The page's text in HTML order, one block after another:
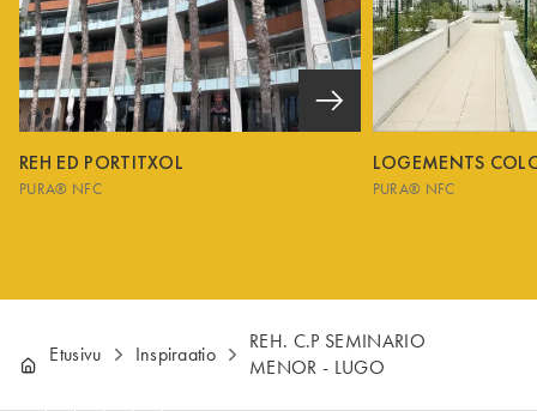
REH ED PORTITXOL
PURA® NFC
LOGEMENTS
PURA® NFC
Etusivu Inspiraatio
REH. C.P SEMINARIO
MENOR - LUGO